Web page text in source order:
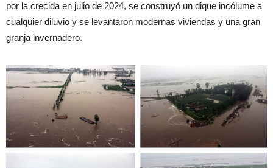
por la crecida en julio de 2024, se construyó un dique incólume a
cualquier diluvio y se levantaron modernas viviendas y una gran
granja invernadero.